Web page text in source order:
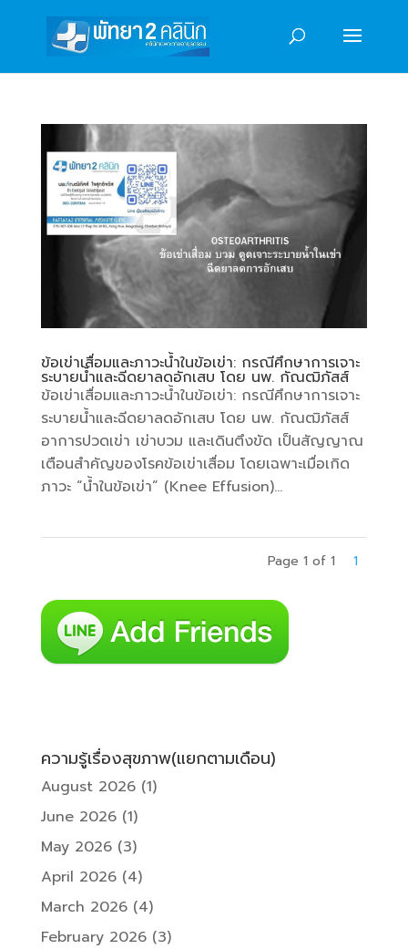
ข้อเข่าเสื่อมและภาวะน้ำในข้อเข่า: กรณีศึกษาการเจาะ
ระบายน้ำและฉีดยาลดอักเสบ โดย นพ. กัณฒิภัสส์
ข้อเข่าเสื่อมและภาวะน้ำในข้อเข่า: กรณีศึกษาการเจาะ
ระบายน้ำและฉีดยาลดอักเสบ โดย นพ. กัณฒิภัสส์ ​
อาการปวดเข่า เข่าบวม และเดินตึงขัด เป็นสัญญาณ
เตือนสำคัญของโรคข้อเข่าเสื่อม โดยเฉพาะเมื่อเกิด
ภาวะ “น้ำในข้อเข่า” (Knee Effusion)...
Page 1 of 1 1
ความรู้เรื่องสุขภาพ(แยกตามเดือน)
August 2026(1)
June 2026(1)
May 2026(3)
April 2026(4)
March 2026(4)
February 2026(3)